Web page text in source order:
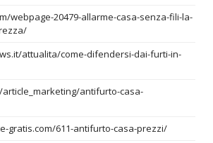
webpage-20479-allarme-casa-senza-fili-la-
attualita/come-difendersi-dai-furti-in-
article_marketing/antifurto-casa-
gratis.com/611-antifurto-casa-prezzi/